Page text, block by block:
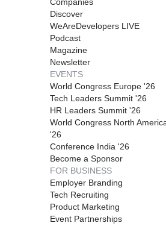
Discover
WeAreDevelopers LIVE
Podcast
Magazine
Newsletter
EVENTS
World Congress Europe '26
Tech Leaders Summit '26
HR Leaders Summit '26
World Congress North
'26
Conference India '26
Become a Sponsor
FOR BUSINESS
Employer Branding
Tech Recruiting
Product Marketing
Event Partnerships